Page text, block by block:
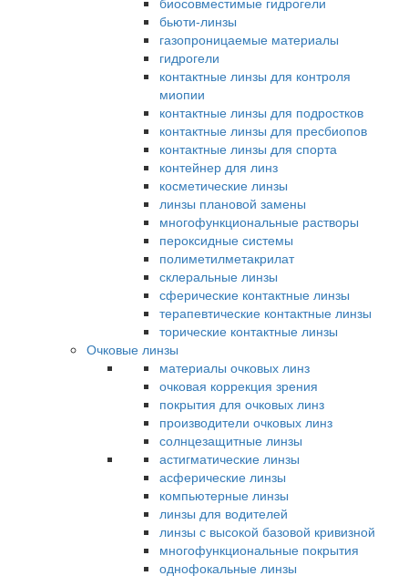
бьюти-линзы
газопроницаемые материалы
гидрогели
контактные линзы для контроля
миопии
контактные линзы для подростков
контактные линзы для пресбиопов
контактные линзы для спорта
контейнер для линз
косметические линзы
линзы плановой замены
многофункциональные растворы
пероксидные системы
полиметилметакрилат
склеральные линзы
сферические контактные линзы
терапевтические контактные линзы
торические контактные линзы
Очковые линзы
материалы очковых линз
очковая коррекция зрения
покрытия для очковых линз
производители очковых линз
солнцезащитные линзы
астигматические линзы
асферические линзы
компьютерные линзы
линзы для водителей
линзы с высокой базовой кривизной
многофункциональные покрытия
однофокальные линзы